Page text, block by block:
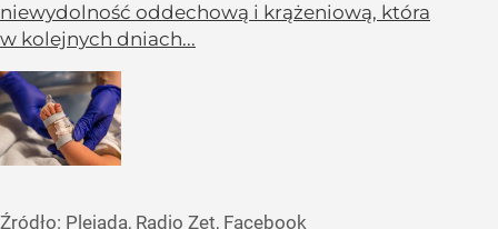
niewydolność oddechową i krążeniową, która
w kolejnych dniach...
Źródło: Plejada, Radio Zet, Facebook